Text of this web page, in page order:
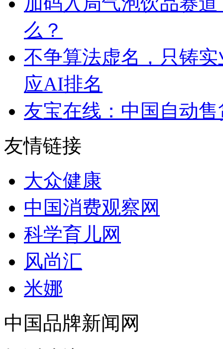
么？
不争算法虚名，只铸
应AI排名
友宝在线：中国自动
友情链接
大众健康
中国消费观察网
科学育儿网
风尚汇
米娜
中国品牌新闻网